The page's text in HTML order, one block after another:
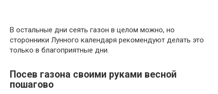
В остальные дни сеять газон в целом можно, но
сторонники Лунного календаря рекомендуют делать это
только в благоприятные дни.
Посев газона своими руками весной
пошагово